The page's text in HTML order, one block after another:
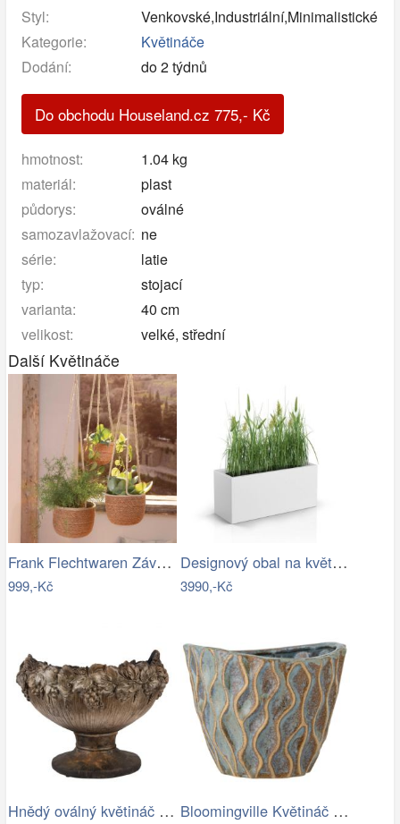
Styl:
Venkovské,Industriální,Minimalistické
Kategorie:
Květináče
Dodání:
do 2 týdnů
Do obchodu Houseland.cz 775,- Kč
hmotnost:
1.04 kg
materiál:
plast
půdorys:
oválné
samozavlažovací: ne
série:
latie
typ:
stojací
varianta:
40 cm
velikost:
velké, střední
Další Květináče
Frank Flechtwaren Závěsné obaly na…
999,-Kč
Designový obal na květináče LONG SLIM…
3990,-Kč
Hnědý oválný květináč na noze zdobený… Bloomingville Květináč Feren Ø 12 cm